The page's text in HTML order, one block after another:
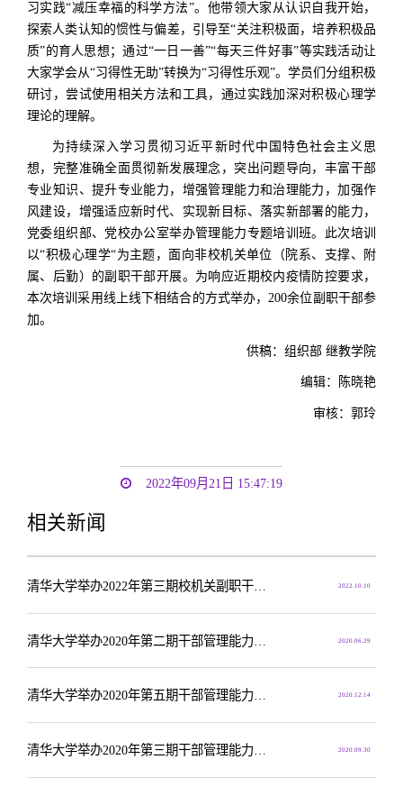
习实践“减压幸福的科学方法”。他带领大家从认识自我开始，
探索人类认知的惯性与偏差，引导至“关注积极面，培养积极品
质”的育人思想；通过“一日一善”“每天三件好事”等实践活动让
大家学会从“习得性无助”转换为“习得性乐观”。学员们分组积极
研讨，尝试使用相关方法和工具，通过实践加深对积极心理学
理论的理解。
为持续深入学习贯彻习近平新时代中国特色社会主义思
想，完整准确全面贯彻新发展理念，突出问题导向，丰富干部
专业知识、提升专业能力，增强管理能力和治理能力，加强作
风建设，增强适应新时代、实现新目标、落实新部署的能力，
党委组织部、党校办公室举办管理能力专题培训班。此次培训
以“积极心理学“为主题，面向非校机关单位（院系、支撑、附
属、后勤）的副职干部开展。为响应近期校内疫情防控要求，
本次培训采用线上线下相结合的方式举办，200余位副职干部参
加。
供稿：组织部 继教学院
编辑：陈晓艳
审核：郭玲
2022年09月21日 15:47:19
相关新闻
2022.10.10
2020.06.29
2020.12.14
2020.09.30